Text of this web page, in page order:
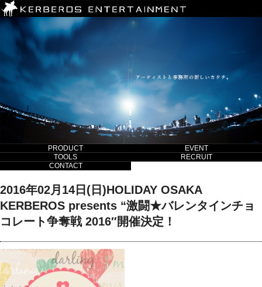
PRODUCT
EVENT
TOOLS
RECRUIT
CONTACT
2016年02月14日(日)HOLIDAY OSAKA
KERBEROS presents “激闘★バレンタインチョ
コレート争奪戦 2016″開催決定！